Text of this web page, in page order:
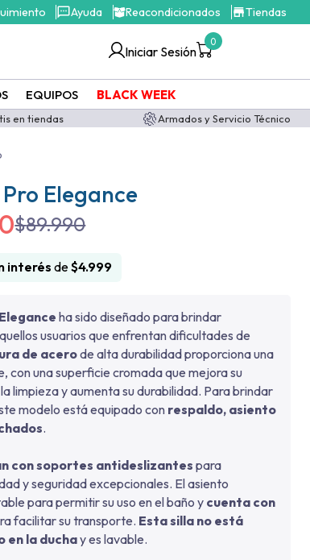
Ayuda Reacondicionados Tiendas
Iniciar Sesión
0
EQUIPOS BLACK WEEK
en tiendas Armados y Servicio Técnico
Elegance
$89.990
interésde$4.999
ha sido diseñado para brindar
usuarios que enfrentan dificultades de
de acerode alta durabilidad proporciona una
con una superficie cromada que mejora su
limpieza y aumenta su durabilidad. Para brindar
modelo está equipado conrespaldo, asiento
.
con soportes antideslizantes para
y seguridad excepcionales. El asiento
para permitir su uso en el baño y cuenta con
facilitar su transporte. Esta silla no está
en la duchay es lavable.